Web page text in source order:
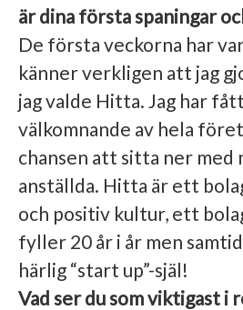
är dina första spaningar
De första veckorna har
känner verkligen att jag
jag valde Hitta. Jag har
välkomnande av hela
chansen att sitta ner med
anställda. Hitta är ett
och positiv kultur, ett
fyller 20 år i år men
härlig “start up”-själ!
Vad ser du som viktigast i